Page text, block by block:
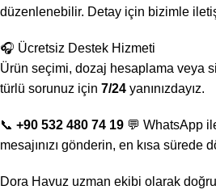
düzenlenebilir. Detay için bizimle
🎧 Ücretsiz Destek Hizmeti
Ürün seçimi, dozaj hesaplama veya
türlü sorunuz için 7/24 yanınızdayız.
📞 +90 532 480 74 19 💬 WhatsApp
mesajınızı gönderin, en kısa sürede
Dora Havuz uzman ekibi olarak